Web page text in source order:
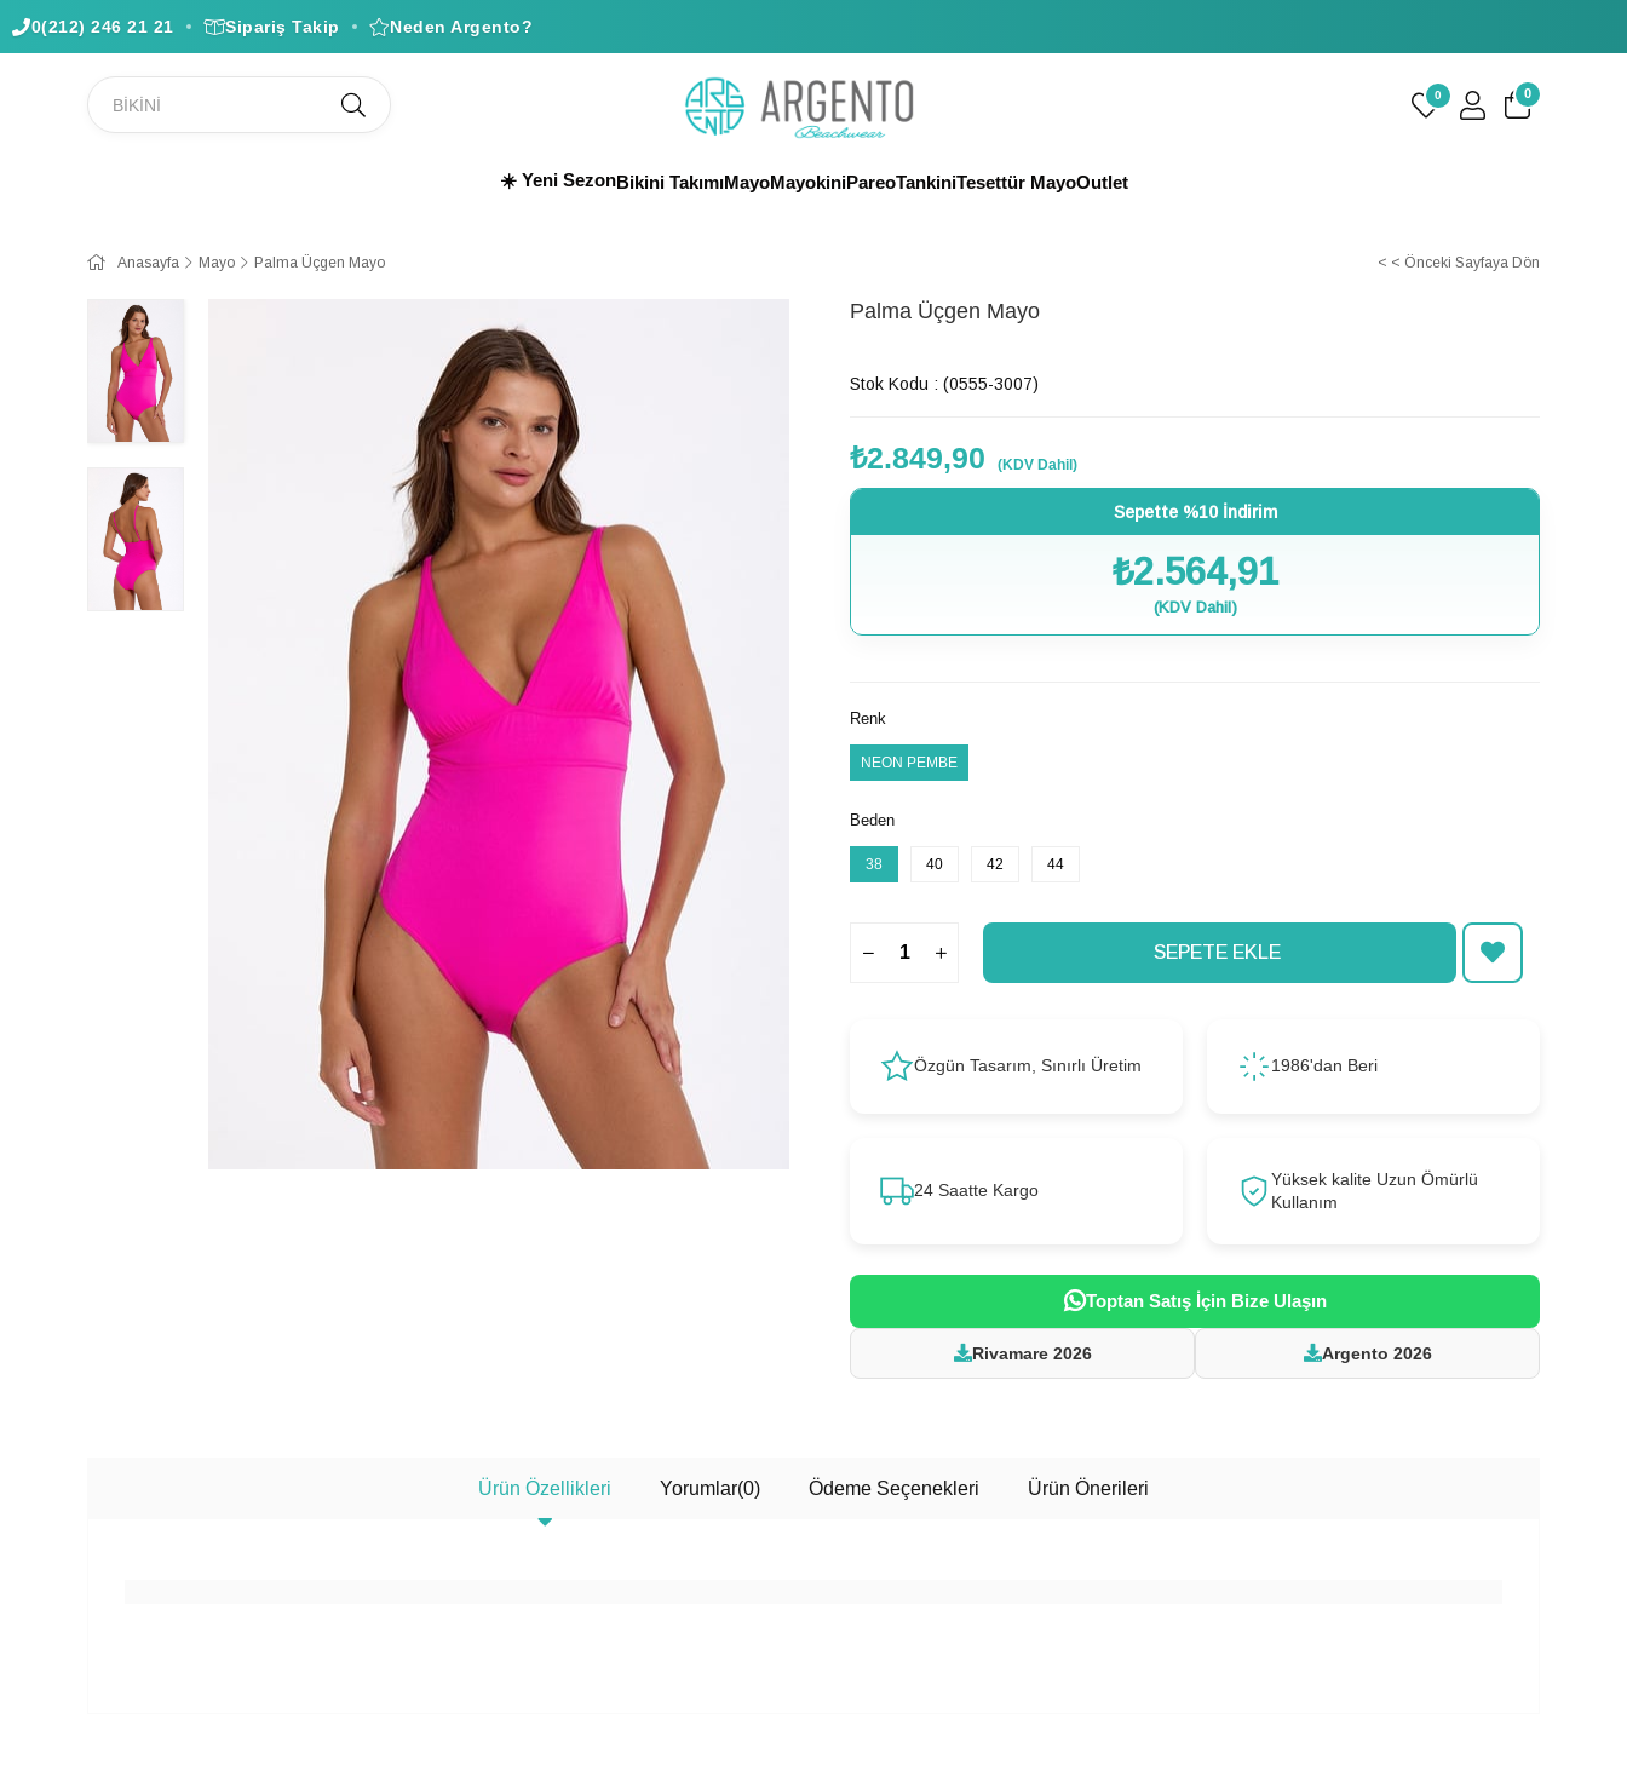
0(212) 246 21 21 Sipariş Takip Neden Argento?
0 0
☀️ Yeni SezonBikini TakımıMayoMayokiniPareoTankiniTesettür MayoOutlet
Anasayfa Mayo Palma Üçgen Mayo < < Önceki Sayfaya Dön
Palma Üçgen Mayo
Stok Kodu (0555-3007)
₺2.849,90 (KDV Dahil)
Sepette %10 İndirim
₺2.564,91
(KDV Dahil)
Renk
NEON PEMBE
Beden
38 40 42 44
Özgün Tasarım, Sınırlı Üretim 1986'dan Beri
24 Saatte Kargo
Yüksek kalite Uzun Ömürlü
Kullanım
Toptan Satış İçin Bize Ulaşın
Rivamare 2026 Argento 2026
Ürün Özellikleri Yorumlar(0) Ödeme Seçenekleri Ürün Önerileri